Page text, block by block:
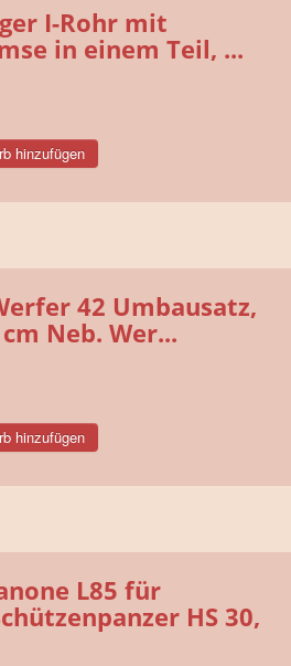
I-Rohr mit
in einem Teil, ...
42 Umbausatz,
Neb. Wer...
L85 für
HS 30,